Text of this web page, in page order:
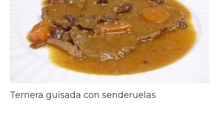
Ternera guisada con senderuelas